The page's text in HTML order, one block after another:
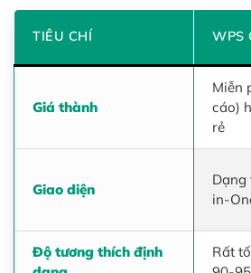
TIÊU CHÍ WPS
Giá thành
Miễn
cáo)
rẻ
Giao diện
in-
Độ tương thích định
Rất